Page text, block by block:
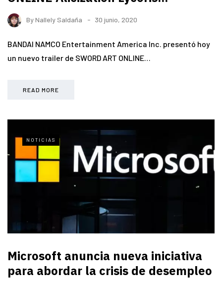
ByNallely Saldaña 30 junio, 2020
BANDAI NAMCO Entertainment America Inc. presentó hoy
un nuevo trailer de SWORD ART ONLINE…
READ MORE
NOTICIAS
Microsoft anuncia nueva iniciativa
para abordar la crisis de desempleo